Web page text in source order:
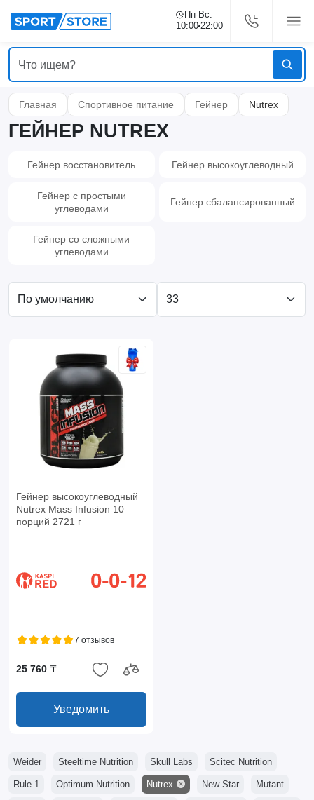
Пн-Вс:
10:00 22:00
Главная Спортивное питание Гейнер Nutrex
ГЕЙНЕР NUTREX
Гейнер восстановитель Гейнер высокоуглеводный
Гейнер с простыми
углеводами
Гейнер сбалансированный
Гейнер со сложными
углеводами
Гейнер высокоуглеводный
Nutrex Mass Infusion 10
порций 2721 г
7 отзывов
25 760 ₸
Уведомить
Weider Steeltime Nutrition Skull Labs Scitec Nutrition
Rule 1 Optimum Nutrition Nutrex New Star Mutant